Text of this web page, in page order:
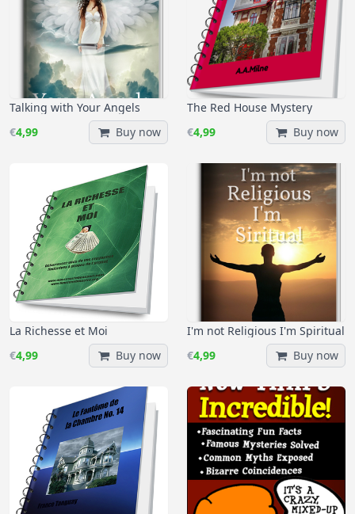
Talking with Your Angels
€4,99 Buy now
The Red House Mystery
€4,99 Buy now
La Richesse et Moi
€4,99 Buy now
I'm not Religious I'm Spiritual
€4,99 Buy now